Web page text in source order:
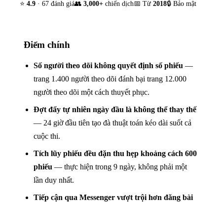
⭐ 4.9 · 67 đánh giá👥 3,000+ chiến dịch📅 Từ 2018🔒 Bảo mật
Điểm chính
Số người theo dõi không quyết định số phiếu —
trang 1.400 người theo dõi đánh bại trang 12.000
người theo dõi một cách thuyết phục.
Đợt đẩy tự nhiên ngày đầu là không thể thay thế
— 24 giờ đầu tiên tạo đà thuật toán kéo dài suốt cả
cuộc thi.
Tích lũy phiếu đều đặn thu hẹp khoảng cách 600
phiếu — thực hiện trong 9 ngày, không phải một
lần duy nhất.
Tiếp cận qua Messenger vượt trội hơn đăng bài